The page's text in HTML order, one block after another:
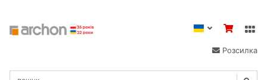
Розсилка